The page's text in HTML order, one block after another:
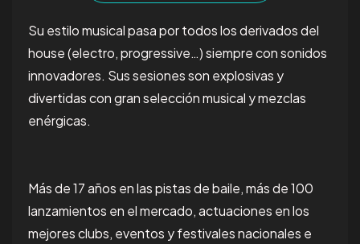
Su estilo musical pasa por todos los derivados del
house (electro, progressive…) siempre con sonidos
innovadores. Sus sesiones son explosivas y
divertidas con gran selección musical y mezclas
enérgicas.
Más de 17 años en las pistas de baile, más de 100
lanzamientos en el mercado, actuaciones en los
mejores clubs, eventos y festivales nacionales e